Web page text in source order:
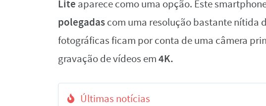
Lite aparece como uma opção. Este
polegadascom uma resolução bastante nítida
fotográficas ficam por conta de uma câmera
gravação de vídeos em4K.
Últimas notícias